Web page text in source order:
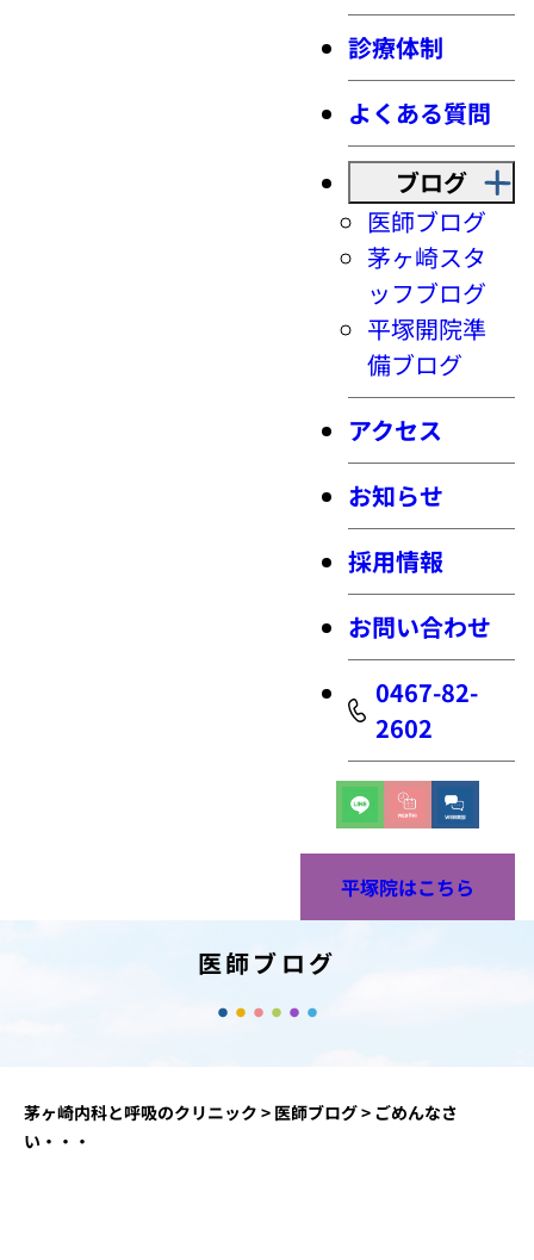
診療体制
よくある質問
ブログ
医師ブログ
茅ヶ崎スタ
ッフブログ
平塚開院準
備ブログ
アクセス
お知らせ
採用情報
お問い合わせ
0467-82-
2602
平塚院はこちら
医師ブログ
茅ヶ崎内科と呼吸のクリニック > 医師ブログ> ごめんなさ
い・・・